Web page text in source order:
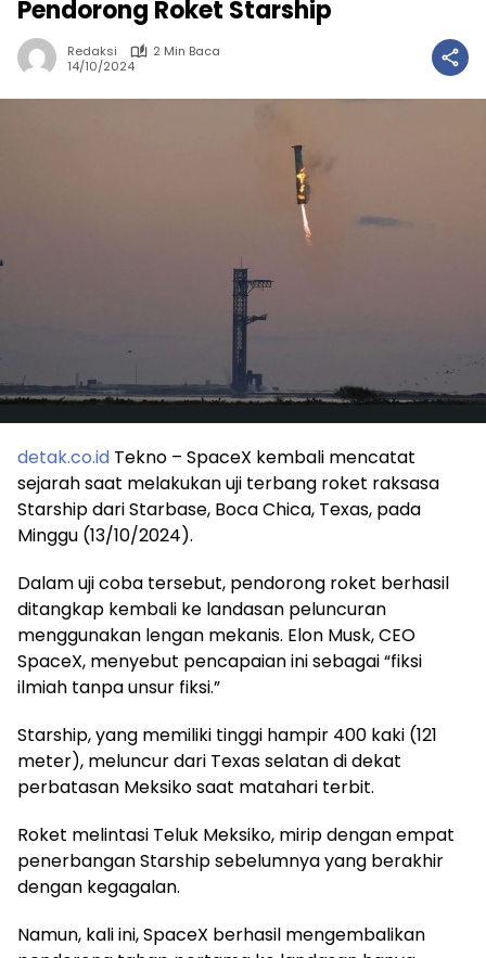
Pendorong Roket Starship
Redaksi
2 Min Baca
14/10/2024
detak.co.id Tekno – SpaceX kembali mencatat
sejarah saat melakukan uji terbang roket raksasa
Starship dari Starbase, Boca Chica, Texas, pada
Minggu (13/10/2024).
Dalam uji coba tersebut, pendorong roket berhasil
ditangkap kembali ke landasan peluncuran
menggunakan lengan mekanis. Elon Musk, CEO
SpaceX, menyebut pencapaian ini sebagai “fiksi
ilmiah tanpa unsur fiksi.”
Starship, yang memiliki tinggi hampir 400 kaki (121
meter), meluncur dari Texas selatan di dekat
perbatasan Meksiko saat matahari terbit.
Roket melintasi Teluk Meksiko, mirip dengan empat
penerbangan Starship sebelumnya yang berakhir
dengan kegagalan.
Namun, kali ini, SpaceX berhasil mengembalikan